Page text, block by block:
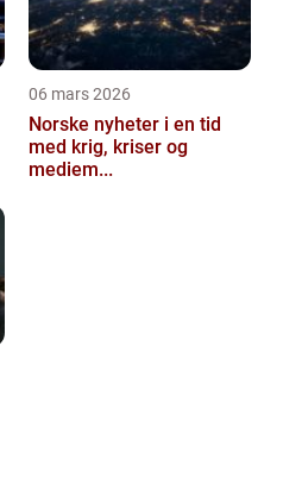
06 mars 2026
Norske nyheter i en tid
med krig, kriser og
mediem...